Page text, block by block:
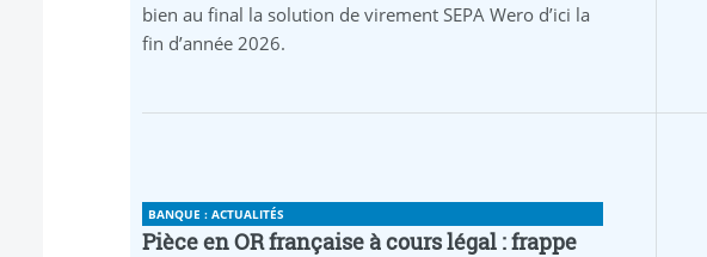
bien au final la solution de virement SEPA Wero d’ici la
fin d’année 2026.
BANQUE : ACTUALITÉS
Pièce en OR française à cours légal : frappe